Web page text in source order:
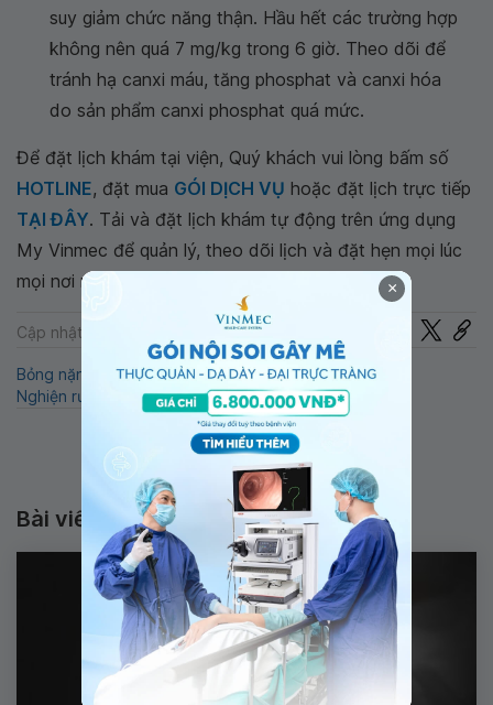
suy giảm chức năng thận. Hầu hết các trường hợp
không nên quá 7 mg/kg trong 6 giờ. Theo dõi để
tránh hạ canxi máu, tăng phosphat và canxi hóa
do sản phẩm canxi phosphat quá mức.
Để đặt lịch khám tại viện, Quý khách vui lòng bấm số
HOTLINE, đặt mua GÓI DỊCH VỤ hoặc đặt lịch trực tiếp
TẠI ĐÂY. Tải và đặt lịch khám tự động trên ứng dụng
My Vinmec để quản lý, theo dõi lịch và đặt hẹn mọi lúc
mọi nơi ngay trên ứng dụng.
Cập nhật: 22-07-2024
Bỏng nặng Phosphat Phốt phát
Hạ phosphat
Nghiện rượu
Suy dinh dưỡng
Bài viết liên quan
×